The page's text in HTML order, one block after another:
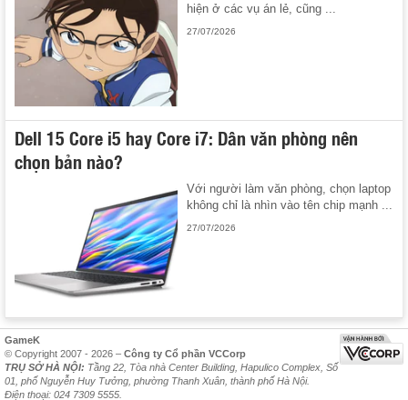
hiện ở các vụ án lẻ, cũng ...
27/07/2026
Dell 15 Core i5 hay Core i7: Dân văn phòng nên
chọn bản nào?
Với người làm văn phòng, chọn laptop
không chỉ là nhìn vào tên chip mạnh ...
27/07/2026
GameK
© Copyright 2007 - 2026 – Công ty Cổ phần VCCorp
TRỤ SỞ HÀ NỘI: Tầng 22, Tòa nhà Center Building, Hapulico Complex, Số
01, phố Nguyễn Huy Tưởng, phường Thanh Xuân, thành phố Hà Nội.
Điện thoại: 024 7309 5555.